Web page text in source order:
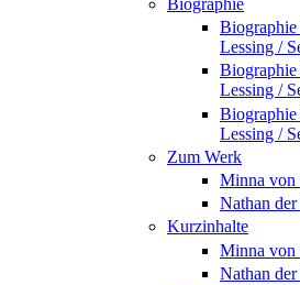
Biographie
Lessing /
Lessing /
Lessing /
Zum Werk
Minna von
Nathan der
Kurzinhalte
Minna von
Nathan der